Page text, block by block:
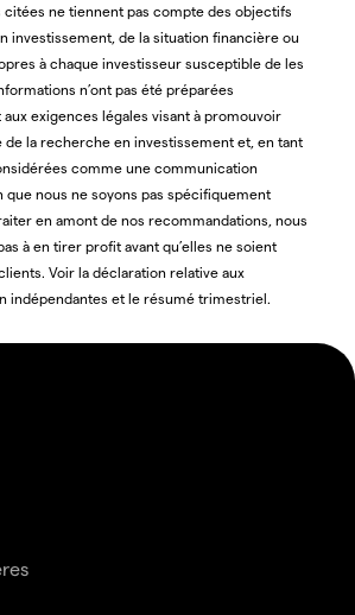
ne tiennent pas compte des objectifs
investissement, de la situation financière ou
à chaque investisseur susceptible de les
n’ont pas été préparées
exigences légales visant à promouvoir
de la recherche en investissement et, en tant
comme une communication
que nous ne soyons pas spécifiquement
en amont de nos recommandations, nous
à en tirer profit avant qu’elles ne soient
Voir la déclaration relative aux
indépendantes et le résumé trimestriel.